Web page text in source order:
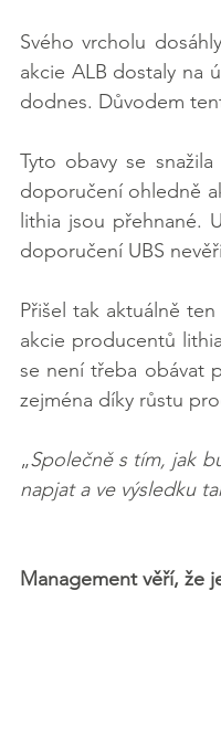
Svého vrcholu
akcie ALB dostaly na
dodnes. Důvodem
Tyto obavy se
doporučení ohledně
lithia jsou přehnané.
doporučení UBS
Přišel tak aktuálně
akcie producentů
se není třeba obávat
zejména díky růstu
„Společně s tím, jak
napjat a ve výsledku
Management věří, že